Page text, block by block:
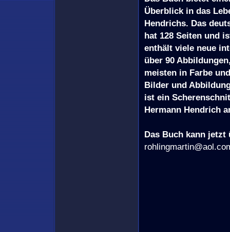
Überblick in das
Hendrichs. Das
hat 128 Seiten und
enthält viele neue
über 90
meisten in Farbe
Bilder und
ist ein
Hermann Hendrich
Das Buch kann jetzt